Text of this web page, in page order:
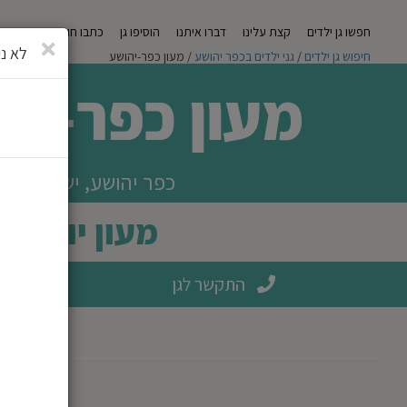
חפשו גן ילדים קצת עלינו דברו איתנו הוסיפו גן כתבו חוות דעת
חיפוש גן ילדים / גני ילדים בכפר יהושע / מעון כפר-יהושע
מעון כפר-
כפר יהושע, ישראל
מעון יום
התקשר לגן
סגירה
לא